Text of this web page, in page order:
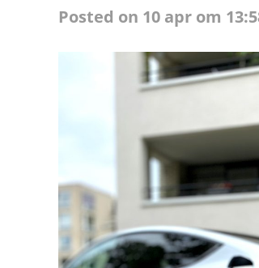
Posted on 10 apr om